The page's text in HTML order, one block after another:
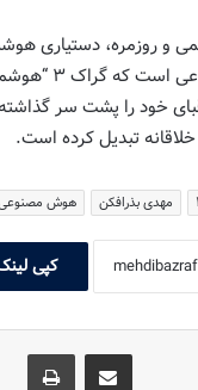
علمی و روزمره،
تجربه
تبدیل کرده است.
مهدی بذرافکن هوش
کپی
اشتراک گذاری با ایمیل